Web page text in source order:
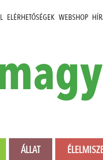
ELÉRHETŐSÉGEK WEBSHOP
ÁLLAT